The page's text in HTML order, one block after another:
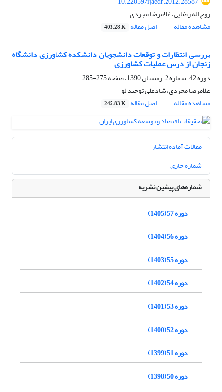
روح اله رضایی، غلامرضا مجردی
مشاهده مقاله
اصل مقاله 403.28 K
بررسی انتظارات و توقعات دانشجویان دانشکده کشاورزی دانشگاه
زنجان از درس عملیات کشاورزی
دوره 42، شماره 2، زمستان 1390، صفحه
275-285
غلامرضا مجردی، شادعلی توحید لو
مشاهده مقاله
اصل مقاله 245.83 K
مقالات آماده انتشار
شماره جاری
شماره‌های پیشین نشریه
دوره 57 (1405)
دوره 56 (1404)
دوره 55 (1403)
دوره 54 (1402)
دوره 53 (1401)
دوره 52 (1400)
دوره 51 (1399)
دوره 50 (1398)